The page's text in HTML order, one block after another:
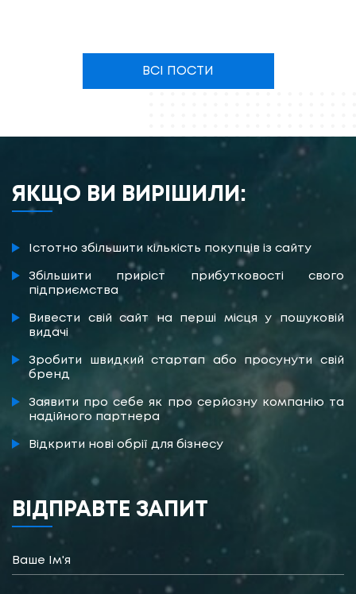
ВСІ ПОСТИ
ЯКЩО ВИ ВИРІШИЛИ:
Істотно збільшити кількість покупців із сайту
Збільшити приріст прибутковості свого
підприємства
Вивести свій сайт на перші місця у пошуковій
видачі
Зробити швидкий стартап або просунути свій
бренд
Заявити про себе як про серйозну компанію та
надійного партнера
Відкрити нові обрії для бізнесу
ВІДПРАВТЕ ЗАПИТ